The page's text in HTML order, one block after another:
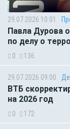
29.07.2026 10:01
Павла Дурова
по делу о
0 136
29.07.2026 09:00
ВТБ
на 2026 год
0 172